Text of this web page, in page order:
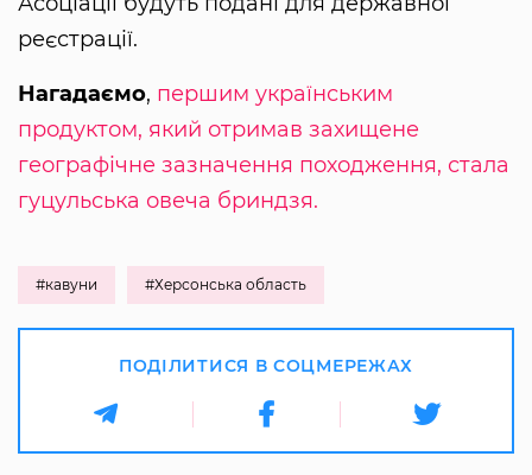
реєстрації.
Нагадаємо, першим українським
продуктом, який отримав захищене
географічне зазначення походження, стала
гуцульська овеча бриндзя.
#кавуни #Херсонська область
ПОДІЛИТИСЯ В СОЦМЕРЕЖАХ